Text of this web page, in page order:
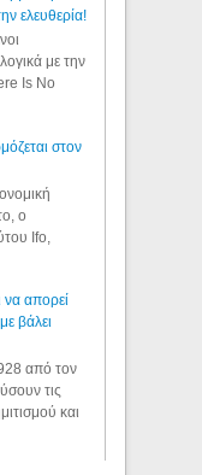
ελευθερία!
με την
Is No
στον
ο
Ifo,
να απορεί
βάλει
από τον
τις
και